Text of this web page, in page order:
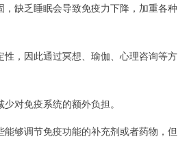
缺乏睡眠会导致免疫力下降，加重各种
，因此通过冥想、瑜伽、心理咨询等方
对免疫系统的额外负担。
够调节免疫功能的补充剂或者药物，但